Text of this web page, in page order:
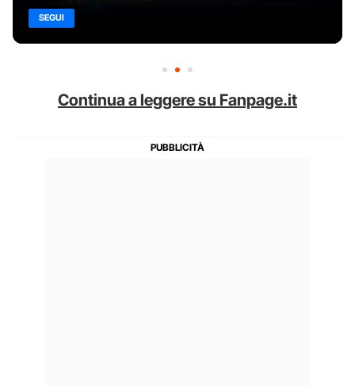
SEGUI
Continua a leggere su Fanpage.it